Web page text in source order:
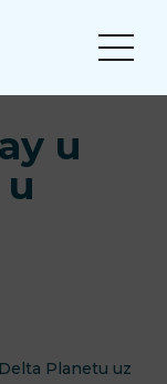
u
Planetu uz